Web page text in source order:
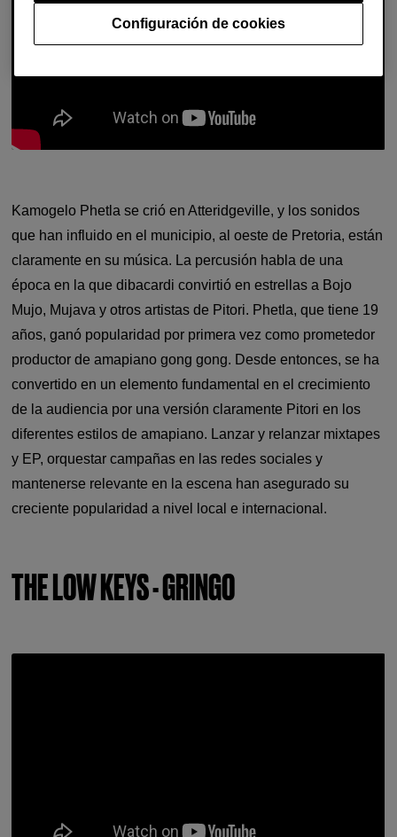
Kamogelo Phetla se crió en Atteridgeville, y los sonidos
que han influido en el municipio, al oeste de Pretoria, están
claramente en su música. La percusión habla de una
época en la que dibacardi convirtió en estrellas a Bojo
Mujo, Mujava y otros artistas de Pitori. Phetla, que tiene 19
años, ganó popularidad por primera vez como prometedor
productor de amapiano gong gong. Desde entonces, se ha
convertido en un elemento fundamental en el crecimiento
de la audiencia por una versión claramente Pitori en los
diferentes estilos de amapiano. Lanzar y relanzar mixtapes
y EP, orquestar campañas en las redes sociales y
mantenerse relevante en la escena han asegurado su
creciente popularidad a nivel local e internacional.
THE LOW KEYS - GRINGO
Configuración de cookies